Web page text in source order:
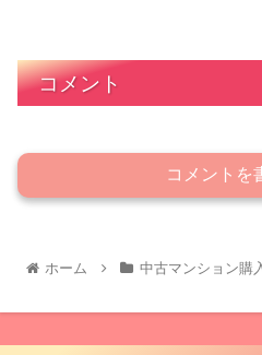
コメント
コメントを
ホーム 中古マンション購